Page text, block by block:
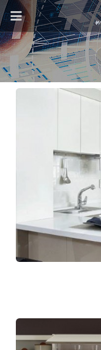
이메일을
입력하시면
답변
등록
답변이
이메일로